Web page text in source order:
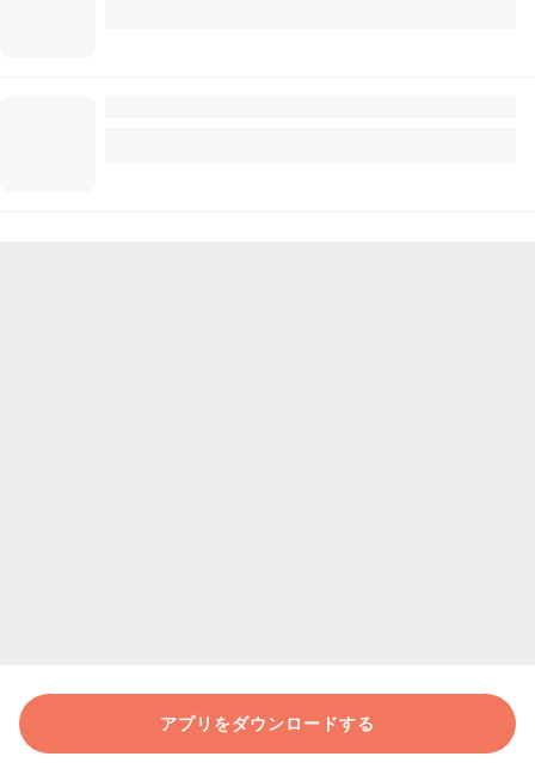
アプリをダウンロードする